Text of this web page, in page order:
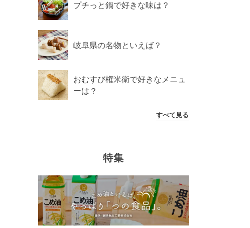
プチっと鍋で好きな味は？
岐阜県の名物といえば？
おむすび権米衛で好きなメニュ
ーは？
すべて見る
特集